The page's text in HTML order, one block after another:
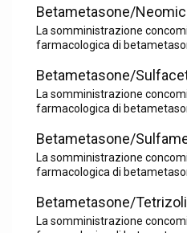
Betametasone/
La somministrazione
farmacologica di
Betametasone/
La somministrazione
farmacologica di
Betametasone/
La somministrazione
farmacologica di
Betametasone/
La somministrazione